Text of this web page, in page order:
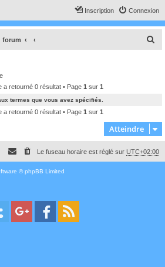
Connexion
Inscription
forum
c
h
e
a retourné 0 résultat • Page 1 sur 1
termes que vous avez spécifiés.
a retourné 0 résultat • Page 1 sur 1
Atteindre
Le fuseau horaire est réglé sur UTC+02:00
© phpBB Limited